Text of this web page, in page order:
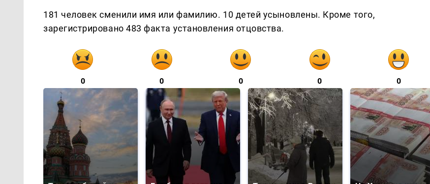
181 человек сменили имя или фамилию. 10 детей усыновлены. Кроме того,
зарегистрировано 483 факта установления отцовства.
0 0 0 0 0